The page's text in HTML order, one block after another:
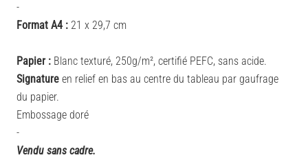
-
Format A4 : 21 x 29,7 cm
Papier : Blanc texturé, 250g/m², certifié PEFC, sans acide.
Signature en relief en bas au centre du tableau par gaufrage
du papier.
Embossage doré
-
Vendu sans cadre.